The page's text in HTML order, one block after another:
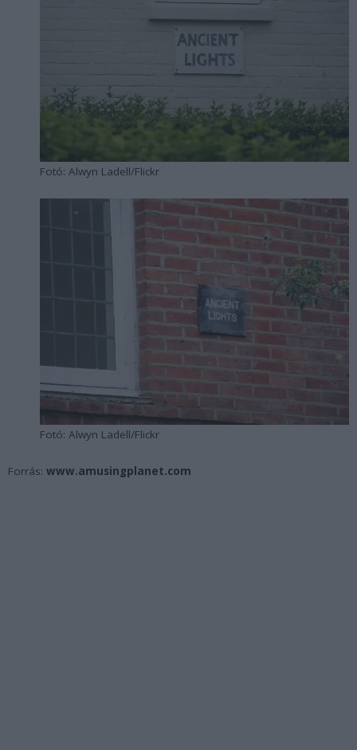
Fotó: Alwyn Ladell/Flickr
Fotó: Alwyn Ladell/Flickr
Forrás: www.amusingplanet.com